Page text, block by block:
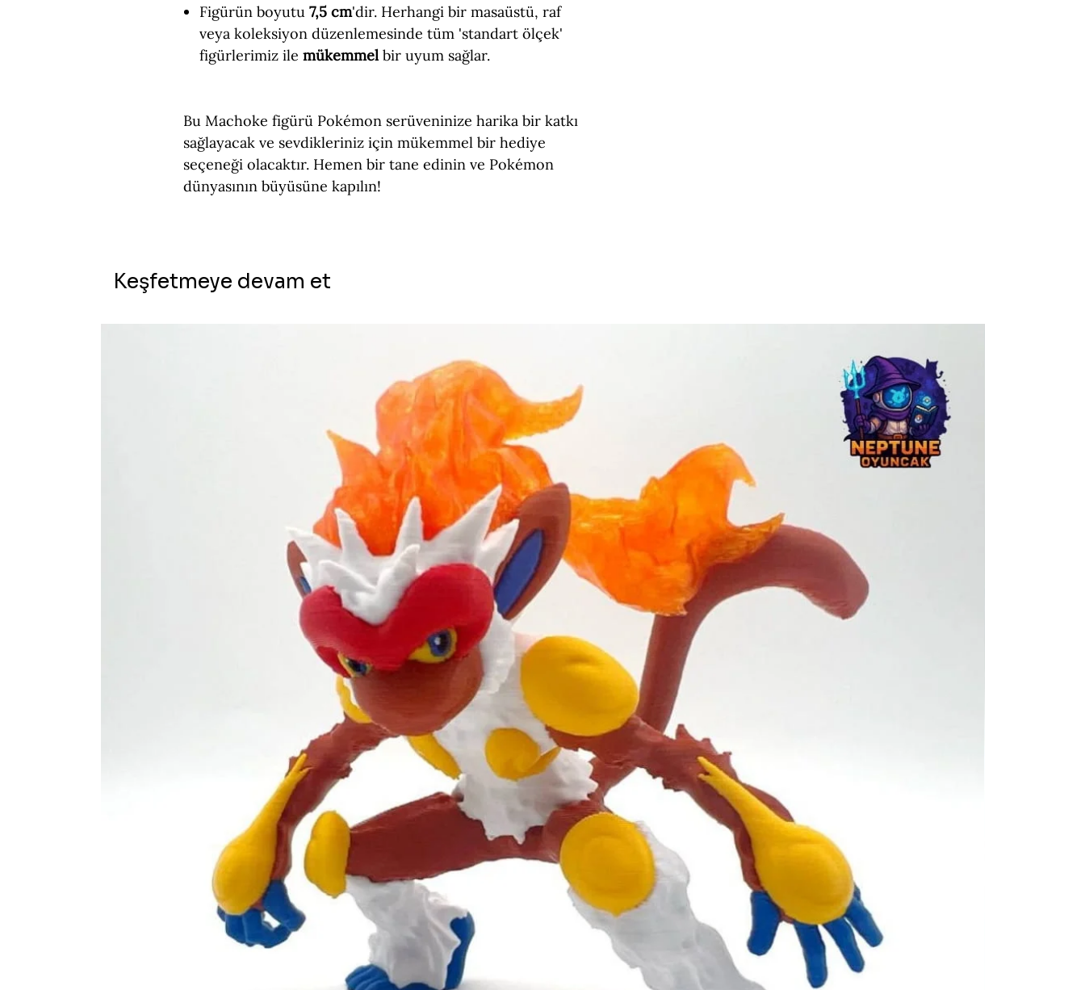
Figürün boyutu 7,5 cm'dir. Herhangi bir masaüstü, raf
veya koleksiyon düzenlemesinde tüm 'standart ölçek'
figürlerimiz ile mükemmel bir uyum sağlar.
Bu Machoke figürü Pokémon serüveninize harika bir katkı
sağlayacak ve sevdikleriniz için mükemmel bir hediye
seçeneği olacaktır. Hemen bir tane edinin ve Pokémon
dünyasının büyüsüne kapılın!
Keşfetmeye devam et